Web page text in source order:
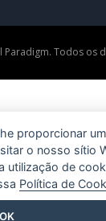
Paradigm. Todos os
proporcionar
o nosso sítio
utilização de
Política de
OK